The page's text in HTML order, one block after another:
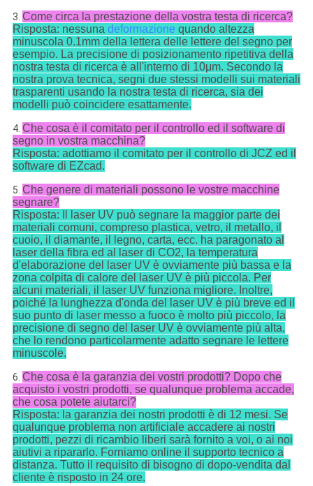
3. Come circa la prestazione della vostra testa di ricerca?
Risposta: nessuna deformazione quando altezza
minuscola 0.1mm della lettera delle lettere del segno per
esempio. La precisione di posizionamento ripetitiva della
nostra testa di ricerca è all'interno di 10μm. Secondo la
nostra prova tecnica, segni due stessi modelli sui materiali
trasparenti usando la nostra testa di ricerca, sia dei
modelli può coincidere esattamente.
4. Che cosa è il comitato per il controllo ed il software di
segno in vostra macchina?
Risposta: adottiamo il comitato per il controllo di JCZ ed il
software di EZcad.
5. Che genere di materiali possono le vostre macchine
segnare?
Risposta: Il laser UV può segnare la maggior parte dei
materiali comuni, compreso plastica, vetro, il metallo, il
cuoio, il diamante, il legno, carta, ecc. ha paragonato al
laser della fibra ed al laser di CO2, la temperatura
d'elaborazione del laser UV è ovviamente più bassa e la
zona colpita di calore del laser UV è più piccola. Per
alcuni materiali, il laser UV funziona migliore. Inoltre,
poiché la lunghezza d'onda del laser UV è più breve ed il
suo punto di laser messo a fuoco è molto più piccolo, la
precisione di segno del laser UV è ovviamente più alta,
che lo rendono particolarmente adatto segnare le lettere
minuscole.
6. Che cosa è la garanzia dei vostri prodotti? Dopo che
acquisto i vostri prodotti, se qualunque problema accade,
che cosa potete aiutarci?
Risposta: la garanzia dei nostri prodotti è di 12 mesi. Se
qualunque problema non artificiale accadere ai nostri
prodotti, pezzi di ricambio liberi sarà fornito a voi, o ai noi
aiutivi a ripararlo. Forniamo online il supporto tecnico a
distanza. Tutto il requisito di bisogno di dopo-vendita dal
cliente è risposto in 24 ore.